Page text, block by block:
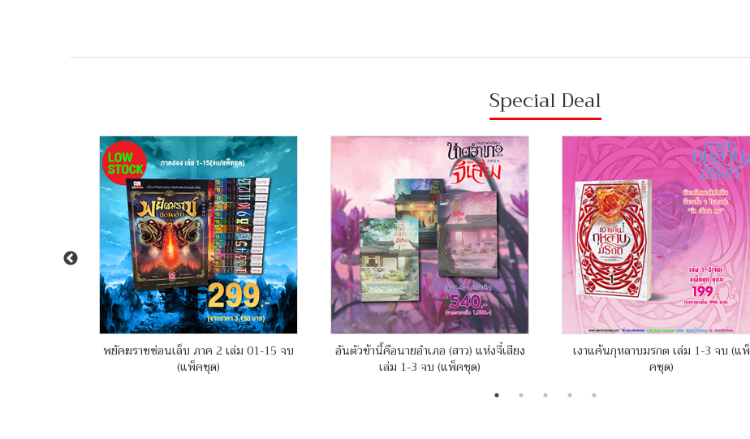
Special Deal
พยัคฆราชซ่อนเล็บ ภาค 2 เล่ม 01-15 จบ
(แพ็คชุด)
อันตัวข้านี้คือนายอำเภอ (สาว) แห่งจี๋เสียง
เล่ม 1-3 จบ (แพ็คชุด)
เงาแค้นกุหลาบมรกต เล่ม 1-3 จบ (แพ็
คชุด)